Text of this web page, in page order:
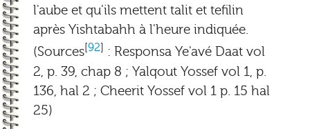
l'aube et qu'ils mettent talit et tefilin
après Yishtabahh à l'heure indiquée.
(Sources [92
: Responsa Ye'avé Daat vol
2, p. 39, chap 8 ; Yalqout Yossef vol 1, p.
136, hal 2 ; Cheerit Yossef vol 1 p. 15 hal
25)